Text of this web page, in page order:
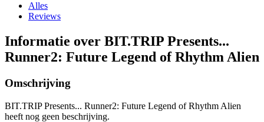
Alles
Reviews
Informatie over BIT.TRIP Presents...
Runner2: Future Legend of Rhythm Alien
Omschrijving
BIT.TRIP Presents... Runner2: Future Legend of Rhythm Alien
heeft nog geen beschrijving.